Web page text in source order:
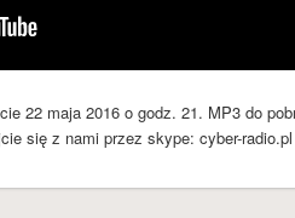
KATEGORIE
Audycje
22 maja 2016 o godz. 21. MP3 do
się z nami przez skype: cyber-radio.pl